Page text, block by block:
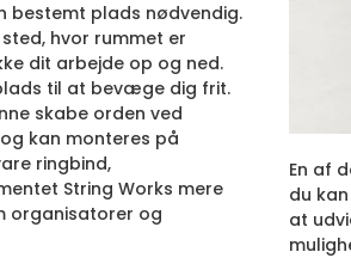
bestemt plads nødvendig.
hvor rummet er
dit arbejde op og ned.
til at bevæge dig frit.
skabe orden ved
kan monteres på
ringbind,
String Works mere
organisatorer og
En af
du
at